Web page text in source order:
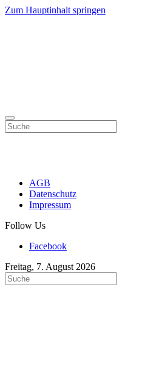
Zum Hauptinhalt springen
AGB
Datenschutz
Impressum
Follow Us
Facebook
Freitag, 7. August 2026